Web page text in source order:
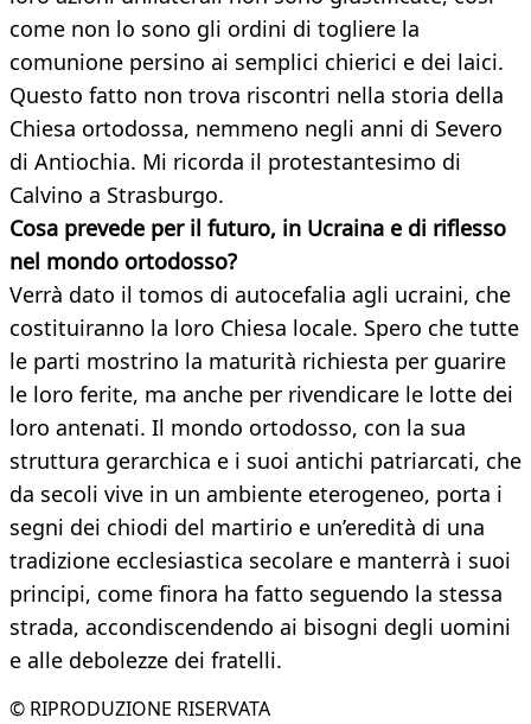
come non lo sono gli ordini di togliere la
comunione persino ai semplici chierici e dei laici.
Questo fatto non trova riscontri nella storia della
Chiesa ortodossa, nemmeno negli anni di Severo
di Antiochia. Mi ricorda il protestantesimo di
Calvino a Strasburgo.
Cosa prevede per il futuro, in Ucraina e di riflesso
nel mondo ortodosso?
Verrà dato il tomos di autocefalia agli ucraini, che
costituiranno la loro Chiesa locale. Spero che tutte
le parti mostrino la maturità richiesta per guarire
le loro ferite, ma anche per rivendicare le lotte dei
loro antenati. Il mondo ortodosso, con la sua
struttura gerarchica e i suoi antichi patriarcati, che
da secoli vive in un ambiente eterogeneo, porta i
segni dei chiodi del martirio e un’eredità di una
tradizione ecclesiastica secolare e manterrà i suoi
principi, come finora ha fatto seguendo la stessa
strada, accondiscendendo ai bisogni degli uomini
e alle debolezze dei fratelli.
© RIPRODUZIONE RISERVATA